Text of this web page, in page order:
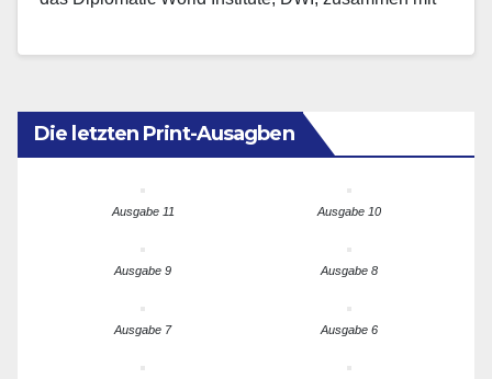
Die letzten Print-Ausagben
Ausgabe 11 Ausgabe 10
Ausgabe 9 Ausgabe 8
Ausgabe 7 Ausgabe 6